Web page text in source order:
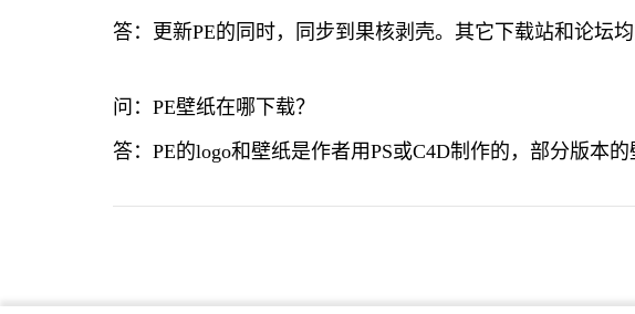
答：更新PE的同时，同步到果核剥壳。其它下载站和论坛
问：PE壁纸在哪下载？
答：PE的logo和壁纸是作者用PS或C4D制作的，部分版本